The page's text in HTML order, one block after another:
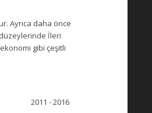
Ayrıca daha önce
İleri
gibi çeşitli
2011 - 2016